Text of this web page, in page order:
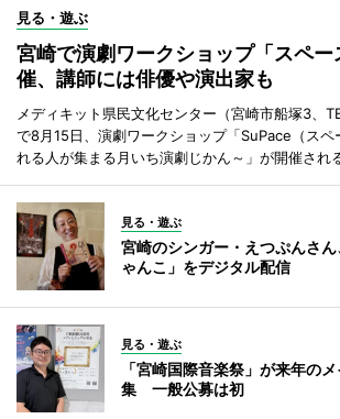
見る・遊ぶ
宮崎で演劇ワークショップ「スペ
催、講師には俳優や演出家も
メディキット県民文化センター（宮崎市船塚3、
で8月15日、演劇ワークショップ「SuPace（スペ
れる人が集まる月いち演劇じかん～」が開催される
見る・遊ぶ
宮崎のシンガー・えつぷんさ
ゃんこ」をデジタル配信
見る・遊ぶ
「宮崎国際音楽祭」が来年の
集 一般公募は初